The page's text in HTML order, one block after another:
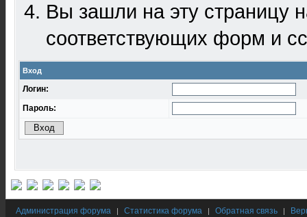
Вы зашли на эту
соответствующих форм и
Вход
Логин:
Пароль:
Администрация форума | Статистика форума | Обратная связь |